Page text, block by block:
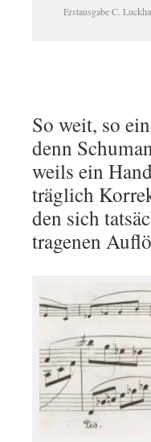
Erst­aus­ga­be C.
So weit, so
denn
weils ein
träg­lich
den sich
tra­ge­nen